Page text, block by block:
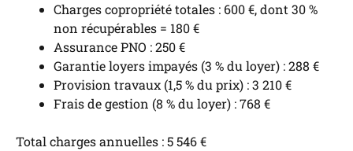
Charges copropriété totales : 600 €, dont 30 %
non récupérables = 180 €
Assurance PNO : 250 €
Garantie loyers impayés (3 % du loyer) : 288 €
Provision travaux (1,5 % du prix) : 3 210 €
Frais de gestion (8 % du loyer) : 768 €
Total charges annuelles : 5 546 €